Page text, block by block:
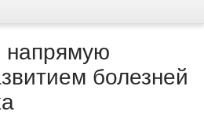
напрямую
болезней